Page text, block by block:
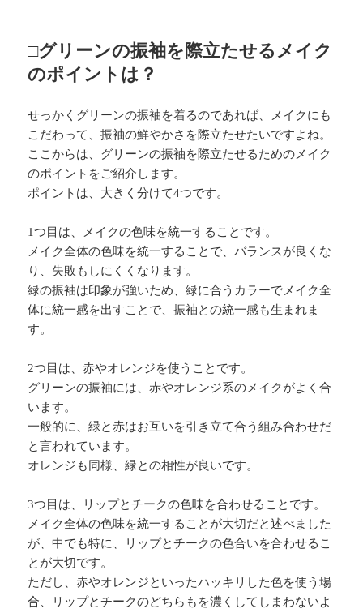
□グリーンの振袖を際立たせるメイク
のポイントは？
せっかくグリーンの振袖を着るのであれば、メイクにも
こだわって、振袖の鮮やかさを際立たせたいですよね。
ここからは、グリーンの振袖を際立たせるためのメイク
のポイントをご紹介します。
ポイントは、大きく分けて4つです。
1つ目は、メイクの色味を統一することです。
メイク全体の色味を統一することで、バランスが良くな
り、失敗もしにくくなります。
緑の振袖は印象が強いため、緑に合うカラーでメイク全
体に統一感を出すことで、振袖との統一感も生まれま
す。
2つ目は、赤やオレンジを使うことです。
グリーンの振袖には、赤やオレンジ系のメイクがよく合
います。
一般的に、緑と赤はお互いを引き立て合う組み合わせだ
と言われています。
オレンジも同様、緑との相性が良いです。
3つ目は、リップとチークの色味を合わせることです。
メイク全体の色味を統一することが大切だと述べました
が、中でも特に、リップとチークの色合いを合わせるこ
とが大切です。
ただし、赤やオレンジといったハッキリした色を使う場
合、リップとチークのどちらもを濃くしてしまわないよ